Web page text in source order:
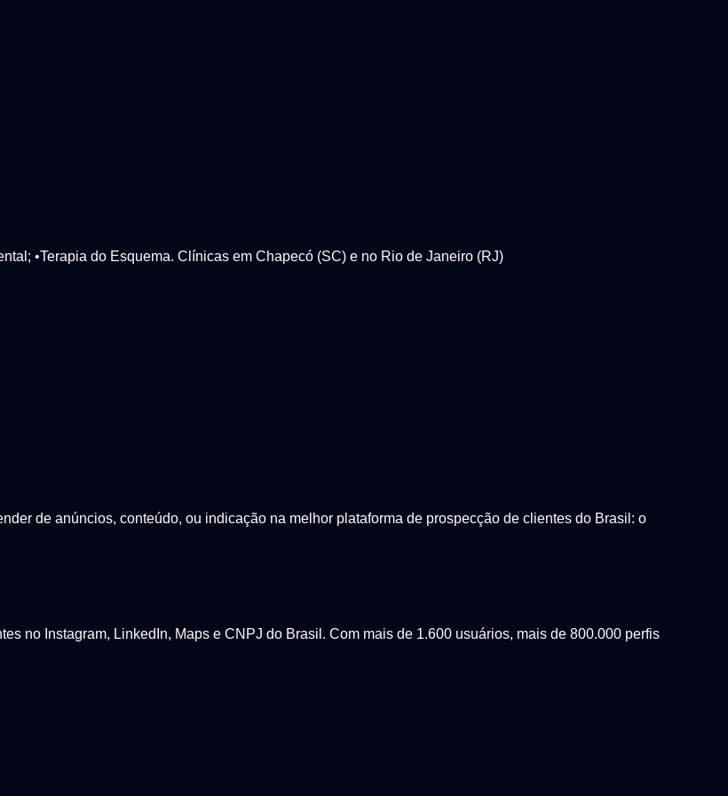
•Terapia do Esquema. Clínicas em Chapecó (SC) e no Rio de Janeiro (RJ)
de anúncios, conteúdo, ou indicação na melhor plataforma de prospecção de clientes do Brasil: o
no Instagram, LinkedIn, Maps e CNPJ do Brasil. Com mais de 1.600 usuários, mais de 800.000 perfis